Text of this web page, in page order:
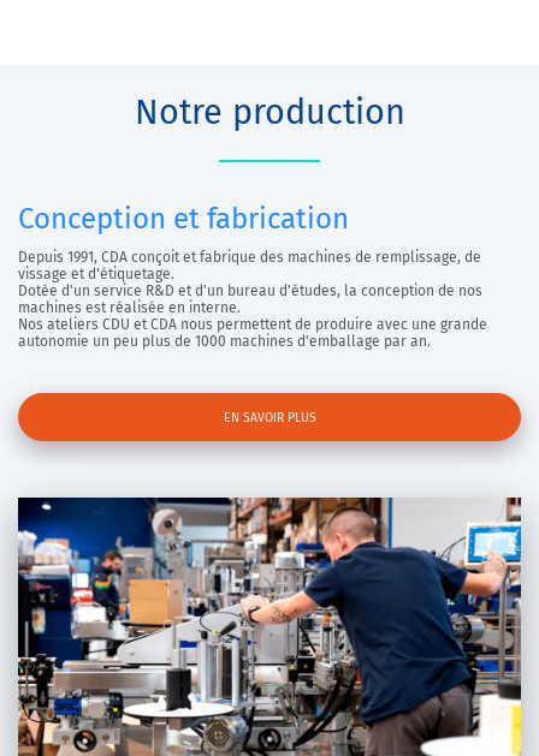
Notre production
Conception et fabrication
Depuis 1991, CDA conçoit et fabrique des machines de remplissage, de
vissage et d'étiquetage.
Dotée d'un service R&D et d'un bureau d'études, la conception de nos
machines est réalisée en interne.
Nos ateliers CDU et CDA nous permettent de produire avec une grande
autonomie un peu plus de 1000 machines d'emballage par an.
EN SAVOIR PLUS